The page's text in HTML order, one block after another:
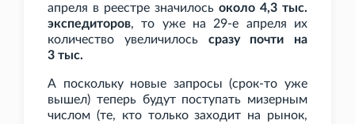
апреля в реестре значилось около 4,3 тыс.
экспедиторов, то уже на 29-е апреля их
количество увеличилось сразу почти на
3 тыс.
А поскольку новые запросы (срок-то уже
вышел) теперь будут поступать мизерным
числом (те, кто только заходит на рынок,